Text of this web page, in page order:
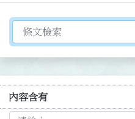
切換選擇法規資訊內容
內容含有